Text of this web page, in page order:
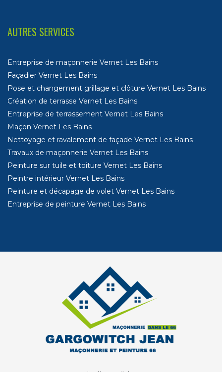
AUTRES SERVICES
Entreprise de maçonnerie Vernet Les Bains
Façadier Vernet Les Bains
Pose et changement grillage et clôture Vernet Les Bains
Création de terrasse Vernet Les Bains
Entreprise de terrassement Vernet Les Bains
Maçon Vernet Les Bains
Nettoyage et ravalement de façade Vernet Les Bains
Travaux de maçonnerie Vernet Les Bains
Peinture sur tuile et toiture Vernet Les Bains
Peintre intérieur Vernet Les Bains
Peinture et décapage de volet Vernet Les Bains
Entreprise de peinture Vernet Les Bains